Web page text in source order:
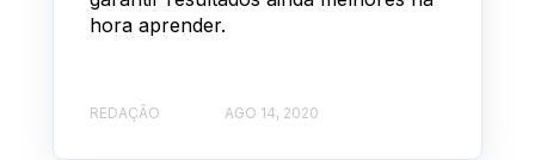
hora aprender.
REDAÇÃO AGO 14, 2020